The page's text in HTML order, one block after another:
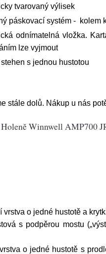
tvarovaný výlisek
páskovací systém - kolem
odnímatelná vložka.
lze vyjmout
s jednou hustotou
stále dolů. Nákup u nás
Winnwell AMP700
vrstva o jedné hustotě a
s podpěrou mostu
o jedné hustotě s